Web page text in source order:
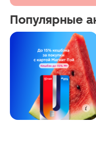
Популярные